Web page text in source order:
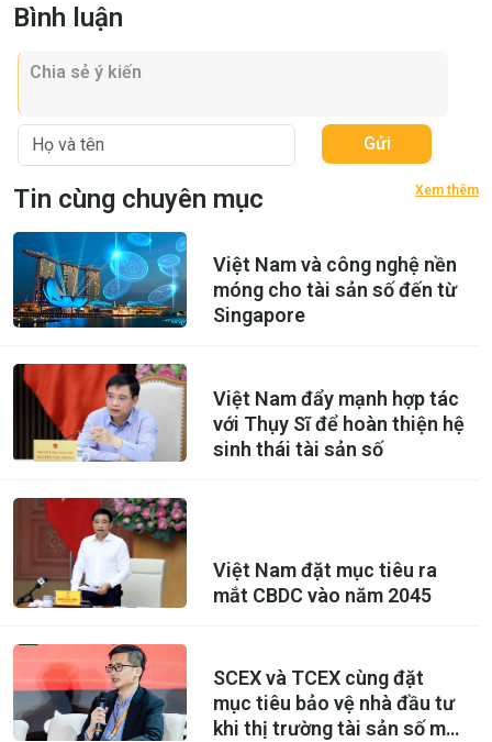
Bình luận
Gửi
Tin cùng chuyên mục Xem thêm
Việt Nam và công nghệ nền
móng cho tài sản số đến từ
Singapore
Việt Nam đẩy mạnh hợp tác
với Thụy Sĩ để hoàn thiện hệ
sinh thái tài sản số
Việt Nam đặt mục tiêu ra
mắt CBDC vào năm 2045
SCEX và TCEX cùng đặt
mục tiêu bảo vệ nhà đầu tư
khi thị trường tài sản số mở